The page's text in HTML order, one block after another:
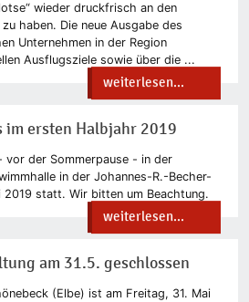
wieder druckfrisch an den
haben. Die neue Ausgabe des
Unternehmen in der Region
Ausflugsziele sowie über die ...
weiterlesen...
im ersten Halbjahr 2019
vor der Sommerpause - in der
in der Johannes-R.-Becher-
2019 statt. Wir bitten um Beachtung.
weiterlesen...
am 31.5. geschlossen
(Elbe) ist am Freitag, 31. Mai